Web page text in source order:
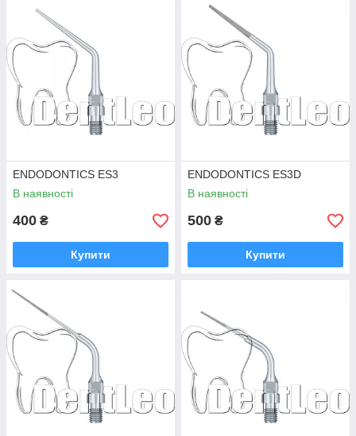
ENDODONTICS ES3
В наявності
400 ₴
Купити
ENDODONTICS ES3D
В наявності
500 ₴
Купити